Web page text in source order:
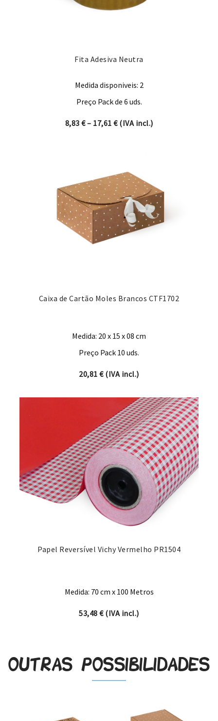
Fita Adesiva Neutra
Medida disponiveis: 2
Preço Pack de 6 uds.
8,83 €– 17,61 €Price range: 8,83 € through
(IVA incl.)
Caixa de Cartão Moles Brancos CTF1702
Medida: 20 x 15 x 08 cm
Preço Pack 10 uds.
20,81€(IVA incl.)
Papel Reversível Vichy Vermelho PR1504
Medida: 70 cm x 100 Metros
53,48€(IVA incl.)
Outras possibilidades